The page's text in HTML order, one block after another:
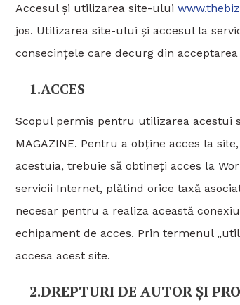
Accesul și utilizarea site-ului
jos. Utilizarea site-ului și accesul la
consecințele care decurg din acceptarea
1.ACCES
Scopul permis pentru utilizarea acestui
MAGAZINE. Pentru a obține acces la
acestuia, trebuie să obtineți acces la
servicii Internet, plătind orice taxă
necesar pentru a realiza această
echipament de acces. Prin termenul
accesa acest site.
2.DREPTURI DE AUTOR ȘI